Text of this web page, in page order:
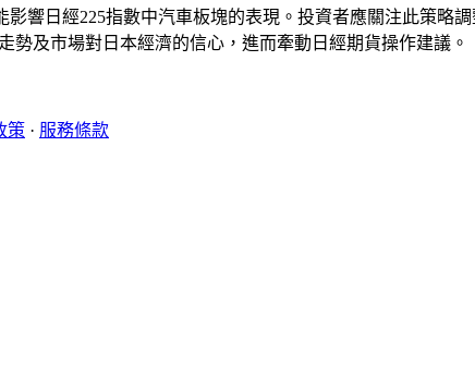
響日經225指數中汽車板塊的表現。投資者應關注此策略
勢及市場對日本經濟的信心，進而牽動日經期貨操作建議。
策 · 服務條款